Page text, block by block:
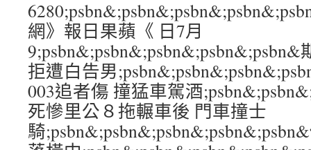
網》報日果蘋《 日7月
拒遭白告男
003追者傷 撞猛車駕酒
死慘里公８拖輾車後 門車撞士
騎